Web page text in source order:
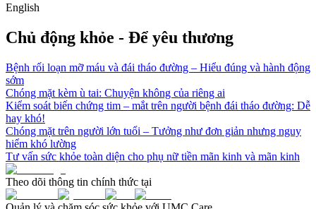
English
Chủ động khỏe - Để yêu thương
Bệnh rối loạn mỡ máu và đái tháo đường – Hiểu đúng và hành động
sớm
Chóng mặt kèm ù tai: Chuyện không của riêng ai
Kiểm soát biến chứng tim – mắt trên người bệnh đái tháo đường: Dễ
hay khó!
Chóng mặt trên người lớn tuổi – Tưởng như đơn giản nhưng nguy
hiểm khó lường
Tư vấn sức khỏe toàn diện cho phụ nữ tiền mãn kinh và mãn kinh
Theo dõi thông tin chính thức tại